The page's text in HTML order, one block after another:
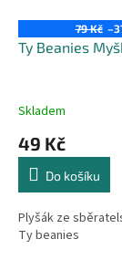
79 Kč
Ty Beanies
Skladem
49 Kč
Do košíku
Plyšák ze
Ty beanies